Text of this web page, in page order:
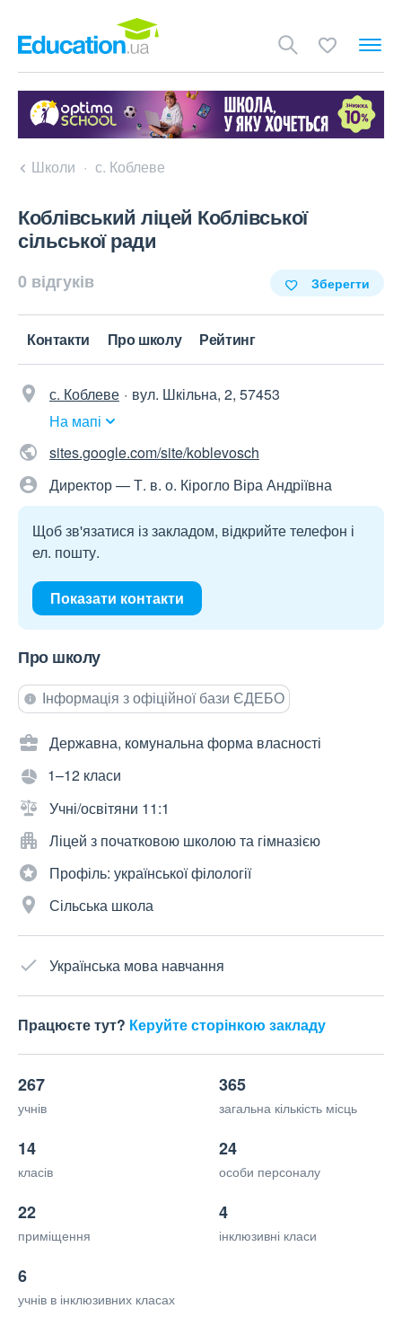
Школи с. Коблеве
Коблівський ліцей Коблівської
сільської ради
0 відгуків Зберегти
Контакти Про школу Рейтинг
с. Коблеве
вул. Шкільна, 2, 57453
На мапі
sites.google.com/site/koblevosch
Директор — Т. в. о. Кірогло Віра Андріївна
Щоб зв'язатися із закладом, відкрийте телефон і
ел. пошту.
Показати контакти
Про школу
Інформація з офіційної бази ЄДЕБО
Державна, комунальна форма власності
1–12 класи
Учні/освітяни 11:1
Ліцей з початковою школою та гімназією
Профіль: української філології
Сільська школа
Українська мова навчання
Працюєте тут? Керуйте сторінкою закладу
267
учнів
365
загальна кількість місць
14
класів
24
особи персоналу
22
приміщення
4
інклюзивні класи
6
учнів в інклюзивних класах